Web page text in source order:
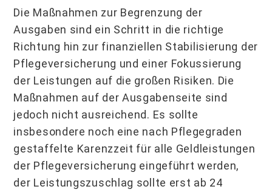
Die Maßnahmen zur Begrenzung der
Ausgaben sind ein Schritt in die richtige
Richtung hin zur finanziellen Stabilisierung der
Pflegeversicherung und einer Fokussierung
der Leistungen auf die großen Risiken. Die
Maßnahmen auf der Ausgabenseite sind
jedoch nicht ausreichend. Es sollte
insbesondere noch eine nach Pflegegraden
gestaffelte Karenzzeit für alle Geldleistungen
der Pflegeversicherung eingeführt werden,
der Leistungszuschlag sollte erst ab 24